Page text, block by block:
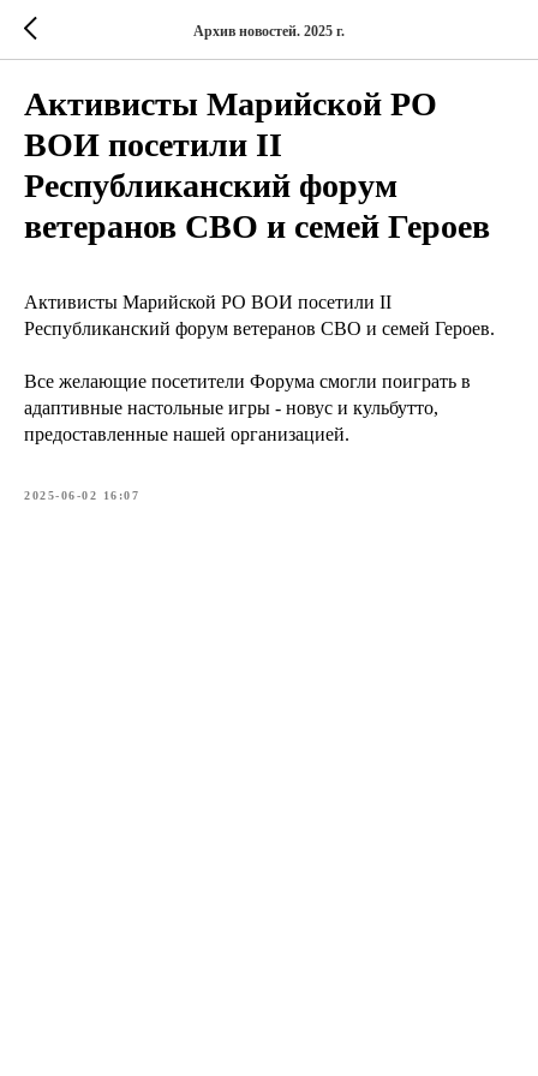
Архив новостей. 2025 г.
Активисты Марийской РО
ВОИ посетили II
Республиканский форум
ветеранов СВО и семей Героев
Активисты Марийской РО ВОИ посетили II
Республиканский форум ветеранов СВО и семей Героев.
Все желающие посетители Форума смогли поиграть в
адаптивные настольные игры - новус и кульбутто,
предоставленные нашей организацией.
2025-06-02 16:07